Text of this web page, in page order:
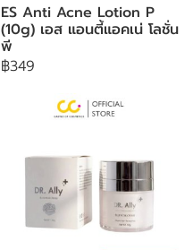
ES Anti Acne Lotion P
(10g) เอส แอนตี้แอคเน่ โลชั่น
พี
฿349